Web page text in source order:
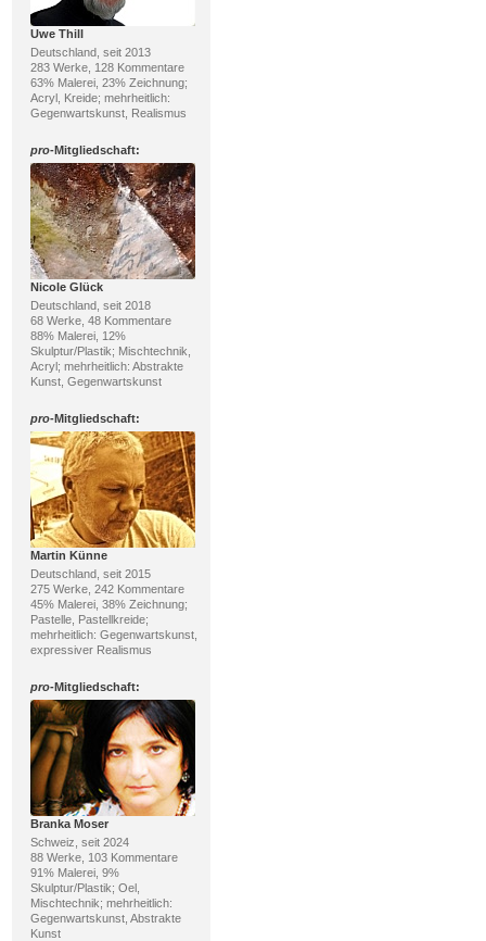
Uwe Thill
Deutschland, seit 2013
283 Werke, 128 Kommentare
63% Malerei, 23% Zeichnung;
Acryl, Kreide; mehrheitlich:
Gegenwartskunst, Realismus
pro-Mitgliedschaft:
Nicole Glück
Deutschland, seit 2018
68 Werke, 48 Kommentare
88% Malerei, 12%
Skulptur/Plastik; Mischtechnik,
Acryl; mehrheitlich: Abstrakte
Kunst, Gegenwartskunst
pro-Mitgliedschaft:
Martin Künne
Deutschland, seit 2015
275 Werke, 242 Kommentare
45% Malerei, 38% Zeichnung;
Pastelle, Pastellkreide;
mehrheitlich: Gegenwartskunst,
expressiver Realismus
pro-Mitgliedschaft:
Branka Moser
Schweiz, seit 2024
88 Werke, 103 Kommentare
91% Malerei, 9%
Skulptur/Plastik; Oel,
Mischtechnik; mehrheitlich:
Gegenwartskunst, Abstrakte
Kunst